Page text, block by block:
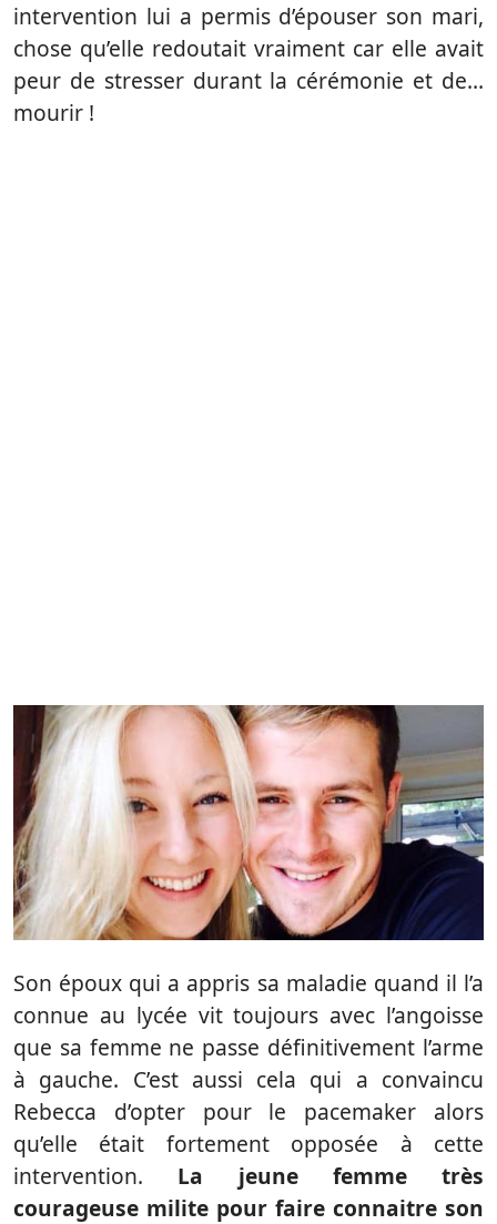
intervention lui a permis d’épouser son mari,
chose qu’elle redoutait vraiment car elle avait
peur de stresser durant la cérémonie et de…
mourir !
Son époux qui a appris sa maladie quand il l’a
connue au lycée vit toujours avec l’angoisse
que sa femme ne passe définitivement l’arme
à gauche. C’est aussi cela qui a convaincu
Rebecca d’opter pour le pacemaker alors
qu’elle était fortement opposée à cette
intervention. La jeune femme très
courageuse milite pour faire connaitre son